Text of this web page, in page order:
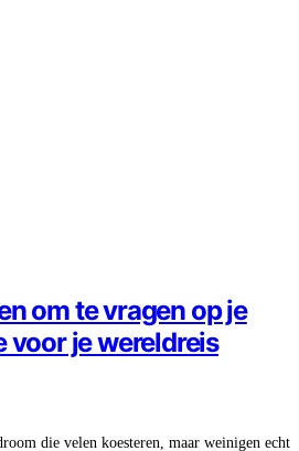
om te vragen op je
voor je wereldreis
die velen koesteren, maar weinigen echt